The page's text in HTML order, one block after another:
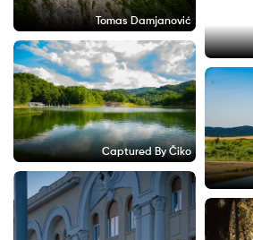
Tomas Damjanović
Captured By Čiko